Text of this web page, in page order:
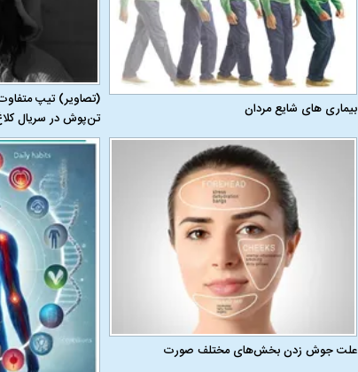
بیماری‌ های شایع مردان
(تصاویر) تیپ
تن‌پوش در سریال
علت جوش زدن بخش‌های مختلف صورت